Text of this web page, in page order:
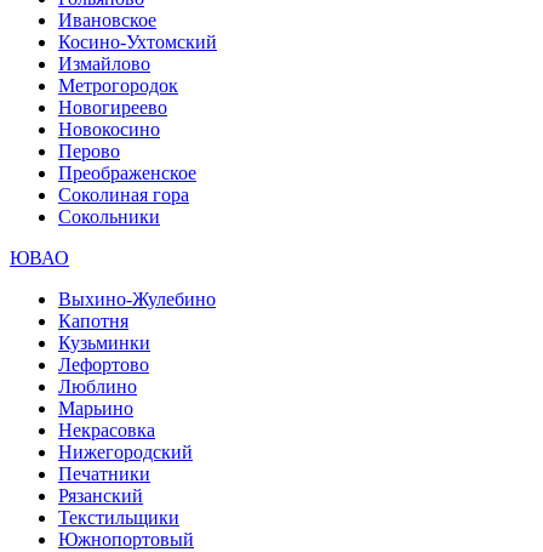
Ивановское
Косино-Ухтомский
Измайлово
Метрогородок
Новогиреево
Новокосино
Перово
Преображенское
Соколиная гора
Сокольники
ЮВАО
Выхино-Жулебино
Капотня
Кузьминки
Лефортово
Люблино
Марьино
Некрасовка
Нижегородский
Печатники
Рязанский
Текстильщики
Южнопортовый